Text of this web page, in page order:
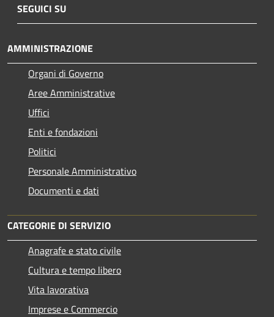
SEGUICI SU
AMMINISTRAZIONE
Organi di Governo
Aree Amministrative
Uffici
Enti e fondazioni
Politici
Personale Amministrativo
Documenti e dati
CATEGORIE DI SERVIZIO
Anagrafe e stato civile
Cultura e tempo libero
Vita lavorativa
Imprese e Commercio